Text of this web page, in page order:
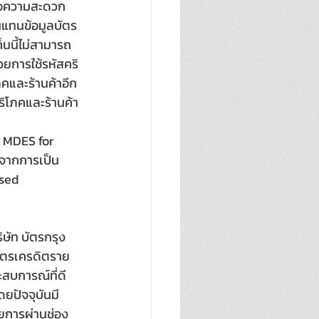
วามสะดวก
แทนข้อมูลบัตร
นี้ไม่สามารถ
การใช้รหัสคริ
และร้านค้าอีก
ภคและร้านค้า
for
ากการเป็น
ษัท บัตรกรุง
รเครดิตราย
สบการณ์ที่ดี
ยปัจจุบันมี
การผ่านช่อง